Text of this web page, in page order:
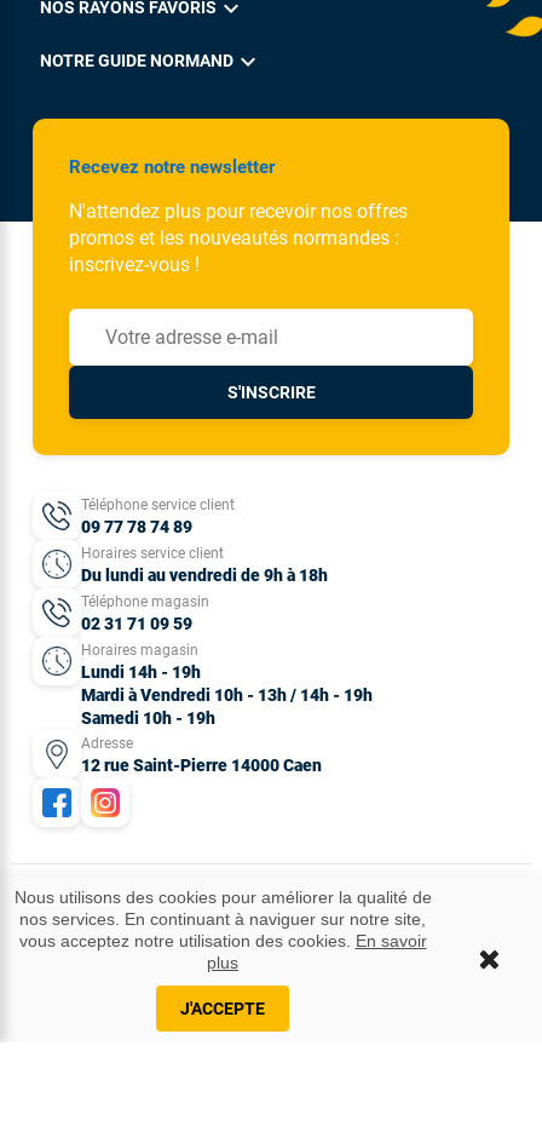
NOS RAYONS FAVORIS expand_more
NOTRE GUIDE NORMAND expand_more
Recevez notre newsletter
N'attendez plus pour recevoir nos offres
promos et les nouveautés normandes :
inscrivez-vous !
S'INSCRIRE
Téléphone service client
09 77 78 74 89
Horaires service client
Du lundi au vendredi de 9h à 18h
Téléphone magasin
02 31 71 09 59
Horaires magasin
Lundi 14h - 19h
Mardi à Vendredi 10h - 13h / 14h - 19h
Samedi 10h - 19h
Adresse
12 rue Saint-Pierre 14000 Caen
Nous utilisons des cookies pour améliorer la qualité de
nos services. En continuant à naviguer sur notre site,
vous acceptez notre utilisation des cookies. En savoir
plus
J'ACCEPTE
Mentions légales CGV Données personnelles